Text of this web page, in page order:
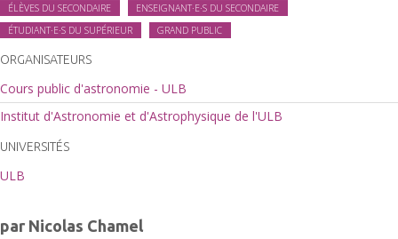
ÉLÈVES DU SECONDAIRE
ENSEIGNANT·E·S DU SECONDAIRE
ÉTUDIANT·E·S DU SUPÉRIEUR
GRAND PUBLIC
ORGANISATEURS
Cours public d'astronomie - ULB
Institut d'Astronomie et d'Astrophysique de l'ULB
UNIVERSITÉS
ULB
par Nicolas Chamel